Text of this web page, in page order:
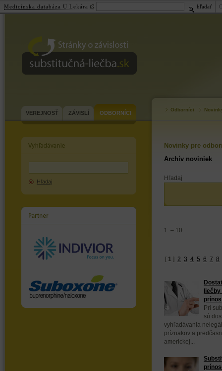
substitučná-liečba.sk
VEREJNOSŤ ZÁVISLÍ ODBORNÍCI
Hľadaj
Odborníci
Novinky pre
Archív noviniek
Hľadaj
1. – 10.
[ 1 ] 2 3 4 5 6 7 8
liečby
prínos
Pri
sú
vyhľadávania
príznakov a
americkej...
Medicínska databáza U Lekára hľadať